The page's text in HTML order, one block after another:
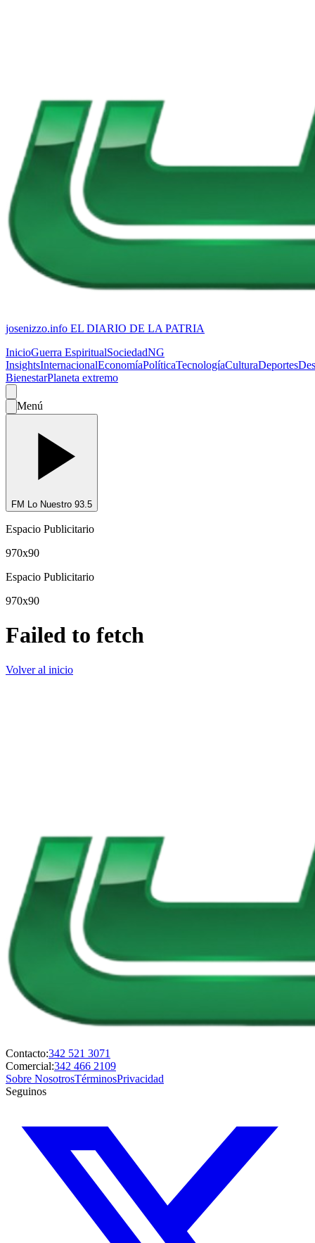
josenizzo.info EL DIARIO DE LA PATRIA
InicioGuerra EspiritualSociedadNG
InsightsInternacionalEconomíaPolíticaTecnologíaCulturaDeportes
BienestarPlaneta extremo
Menú
FM Lo Nuestro 93.5
Espacio Publicitario
970x90
Espacio Publicitario
970x90
Failed to fetch
Volver al inicio
Contacto:342 521 3071
Comercial:342 466 2109
Sobre NosotrosTérminosPrivacidad
Seguinos